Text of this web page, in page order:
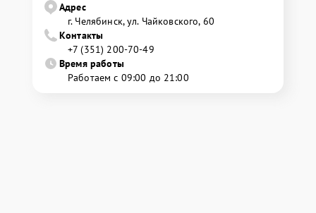
Адрес
г. Челябинск, ул. Чайковского, 60
Контакты
+7 (351) 200-70-49
Время работы
Работаем с 09:00 до 21:00